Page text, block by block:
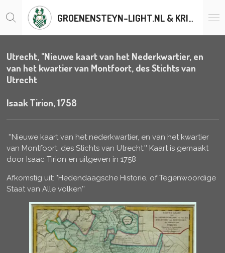
direct
hoofdinhoud
GROENENSTEYN-LIGHT.NL & KRISTALLENLUSTERS.BE
Utrecht, ''Nieuwe kaart van het Nederkwartier, en
van het kwartier van Montfoort, des Stichts van
Utrecht
Isaak Tirion, 1758
''Nieuwe kaart van het nederkwartier, en van het kwartier
van Montfoort, des Stichts van Utrecht.'' Kaart is gemaakt
door Isaac Tirion en uitgeven in 1758
Afkomstig uit: "Hedendaagsche Historie, of Tegenwoordige
Staat van Alle volken''